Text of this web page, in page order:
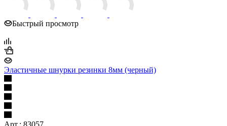
Быстрый просмотр
Эластичные шнурки резинки 8мм (черный)
Арт.: 83057